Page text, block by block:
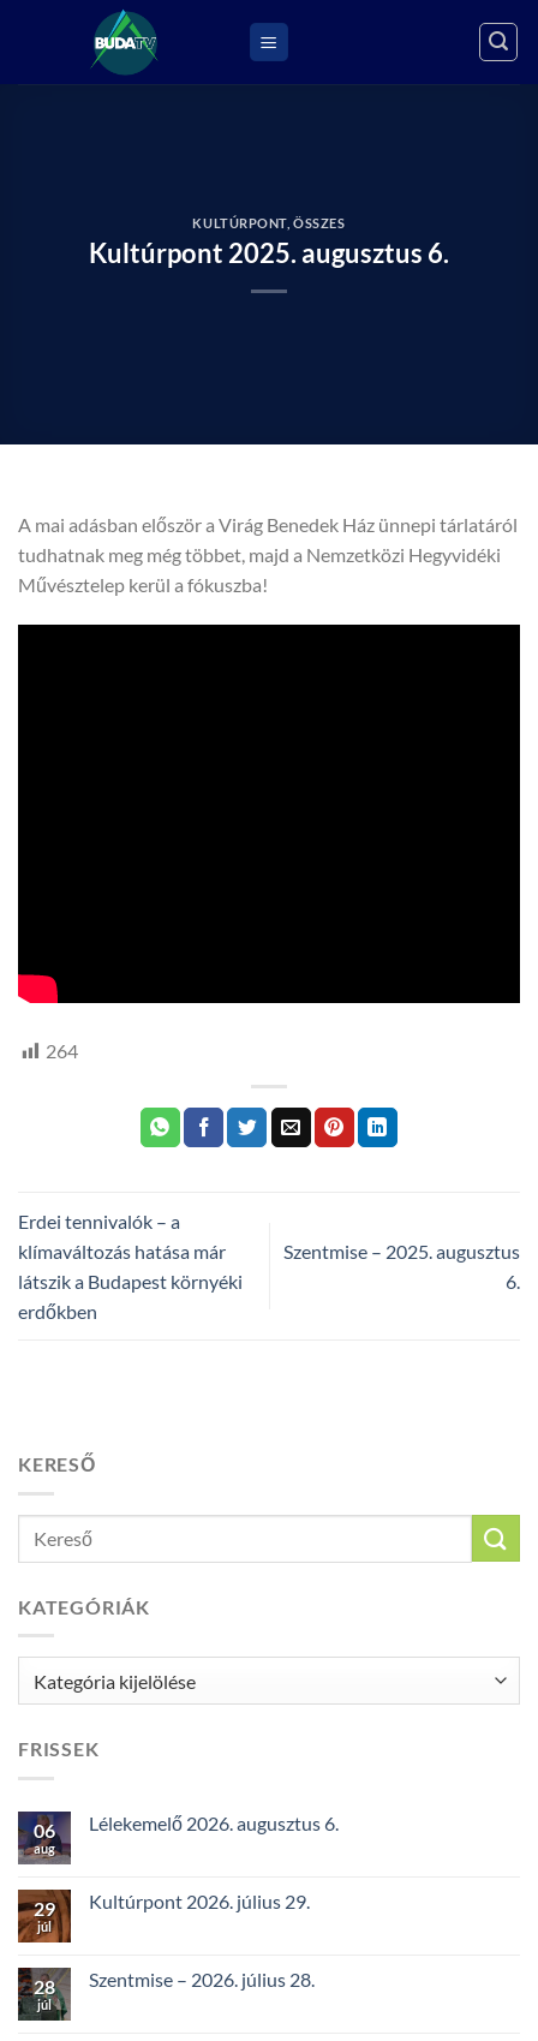
KULTÚRPONT ,ÖSSZES
Kultúrpont 2025. augusztus 6.
A mai adásban először a Virág Benedek Ház ünnepi tárlatáról
tudhatnak meg még többet, majd a Nemzetközi Hegyvidéki
Művésztelep kerül a fókuszba!
264
Erdei tennivalók – a
klímaváltozás hatása már
látszik a Budapest környéki
erdőkben
Szentmise – 2025. augusztus
6.
KERESŐ
KATEGÓRIÁK
FRISSEK
06
aug
Lélekemelő 2026. augusztus 6.
29
júl
Kultúrpont 2026. július 29.
28
júl
Szentmise – 2026. július 28.